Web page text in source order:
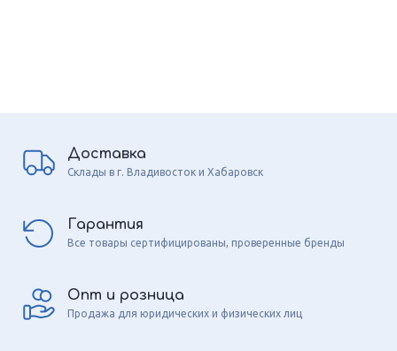
Доставка
Склады в г. Владивосток и Хабаровск
Гарантия
Все товары сертифицированы, проверенные бренды
Опт и розница
Продажа для юридических и физических лиц